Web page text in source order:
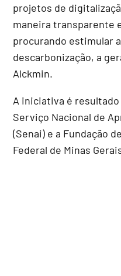
projetos de
maneira transparente
procurando estimular
descarbonização, a
Alckmin.
A iniciativa é
Serviço Nacional de
(Senai) e a Fundação
Federal de Minas